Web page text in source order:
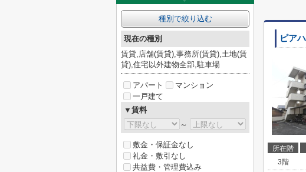
ピア
所在階
3階
種別で絞り込む
現在の種別
賃貸,店舗(賃貸),事務所(賃貸),土地(賃
貸),住宅以外建物全部,駐車場
アパート
マンション
一戸建て
▼賃料
～
敷金・保証金なし
礼金・敷引なし
共益費・管理費込み